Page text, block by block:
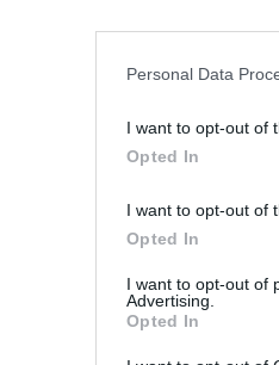
Personal Data
I want to opt-out of
Opted In
I want to opt-out of
Opted In
I want to opt-out of
Advertising.
Opted In